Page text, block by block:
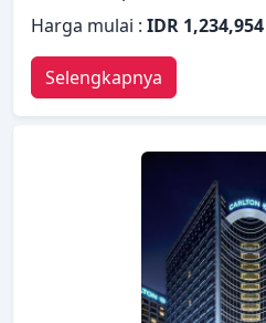
Menawarkan berbagai
menyediakan semua yang
bermalam dengan nyaman.
kamar, resepsionis 24 jam,
Wi-fi di tempat umum,
untuk kenikmatan para
didesain dengan elegan
fasilitas yang berguna.
berbagai pilihan rekreasi.
yang istimewa dan dekat
Singapura tawarkan,
Anda untuk menginap di
Harga mulai : IDR 1,234,954
Selengkapnya